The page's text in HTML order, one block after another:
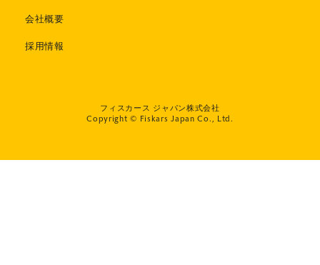
会社概要
採用情報
フィスカース ジャパン株式会社
Copyright © Fiskars Japan Co., Ltd.